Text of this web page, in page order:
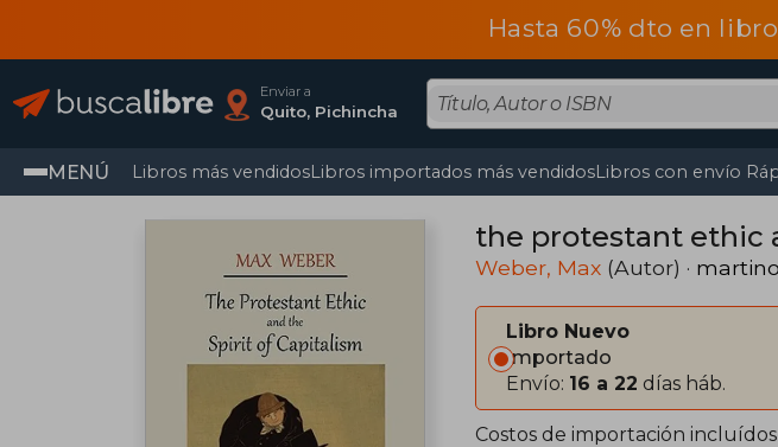
Hasta 60% dto en
Enviar a
Quito, Pichincha
MENÚ Libros más vendidosLibros importados más vendidosLibros con envío
the protestant ethic
Weber, Max (Autor) ·
Libro Nuevo
Importado
Envío: 16 a 22 días háb.
Costos de importación